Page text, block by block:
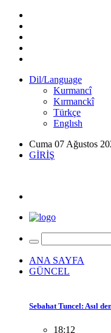
Dil/Language
Kurmancî
Kırmanckî
Türkçe
Englısh
Cuma 07 Ağustos
GİRİŞ
ANA SAYFA
GÜNCEL
Sebahat Tuncel: Asıl
18:12